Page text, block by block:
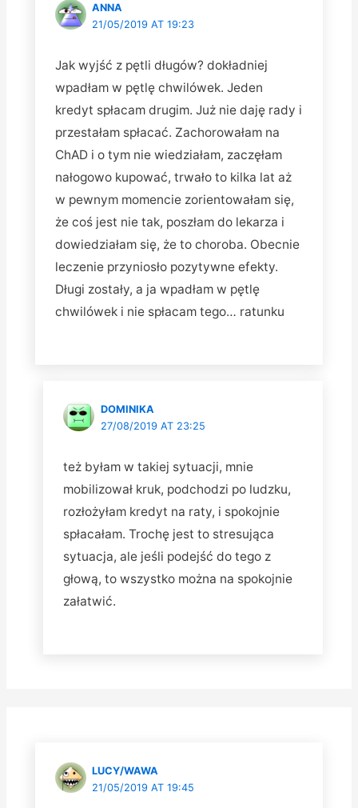
ANNA
21/05/2019 AT 19:23
Jak wyjść z pętli długów? dokładniej
wpadłam w pętlę chwilówek. Jeden
kredyt spłacam drugim. Już nie daję rady i
przestałam spłacać. Zachorowałam na
ChAD i o tym nie wiedziałam, zaczęłam
nałogowo kupować, trwało to kilka lat aż
w pewnym momencie zorientowałam się,
że coś jest nie tak, poszłam do lekarza i
dowiedziałam się, że to choroba. Obecnie
leczenie przyniosło pozytywne efekty.
Długi zostały, a ja wpadłam w pętlę
chwilówek i nie spłacam tego… ratunku
DOMINIKA
27/08/2019 AT 23:25
też byłam w takiej sytuacji, mnie
mobilizował kruk, podchodzi po ludzku,
rozłożyłam kredyt na raty, i spokojnie
spłacałam. Trochę jest to stresująca
sytuacja, ale jeśli podejść do tego z
głową, to wszystko można na spokojnie
załatwić.
LUCY/WAWA
21/05/2019 AT 19:45